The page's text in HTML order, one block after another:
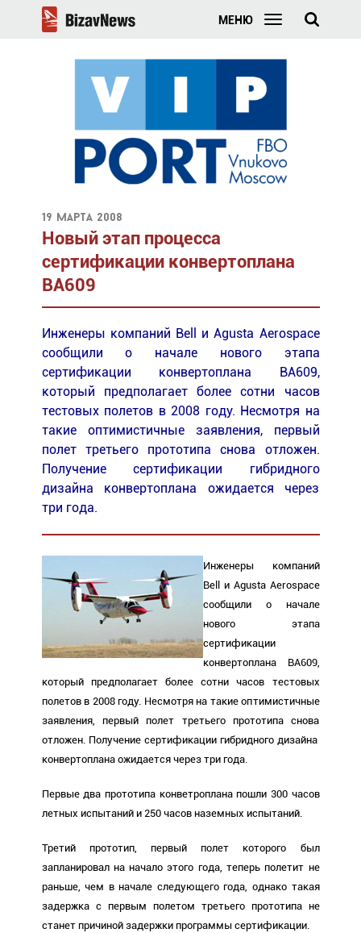
МЕНЮ
19 марта 2008
Новый этап процесса
сертификации конвертоплана
BA609
Инженеры компаний Bell и Agusta Aerospace
сообщили о начале нового этапа
сертификации конвертоплана BA609,
который предполагает более сотни часов
тестовых полетов в 2008 году. Несмотря на
такие оптимистичные заявления, первый
полет третьего прототипа снова отложен.
Получение сертификации гибридного
дизайна конвертоплана ожидается через
три года.
Инженеры компаний
Bell и Agusta Aerospace
сообщили о начале
нового этапа
сертификации
конвертоплана BA609,
который предполагает более сотни часов тестовых
полетов в 2008 году. Несмотря на такие оптимистичные
заявления, первый полет третьего прототипа снова
отложен. Получение сертификации гибридного дизайна
конвертоплана ожидается через три года.
Первые два прототипа конветроплана пошли 300 часов
летных испытаний и 250 часов наземных испытаний.
Третий прототип, первый полет которого был
запланировал на начало этого года, теперь полетит не
раньше, чем в начале следующего года, однако такая
задержка с первым полетом третьего прототипа не
станет причиной задержки программы сертификации.